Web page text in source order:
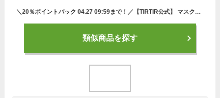
＼20％ポイントバック 04.27 09:59まで！／【TIRTIR公式】 マスクフィットクッションシリーズ[AIフィルター/ペプチド/レッド/クリスタルメッシュ/オールカバー/オーラ/マスクフィット/クールサン] 本品 18g, 15g クッションファンデ / 韓国コスメ / ファンデーション
類似商品を探す